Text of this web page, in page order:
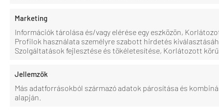
Marketing
Információk tárolása és/vagy elérése egy eszközön,
Profilok használata személyre szabott hirdetés
Szolgáltatások fejlesztése és tökéletesítése, Korlátozott
Jellemzők
Más adatforrásokból származó adatok párosítása és
alapján.